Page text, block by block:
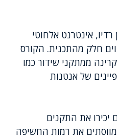
אינטרנט אלחוטי
חלק מהתכנית. הקורס
ממתקני שידור כמו
של אנטנות
את התקנים
את רמות החשיפה